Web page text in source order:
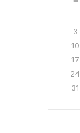
3
10
17
24
31